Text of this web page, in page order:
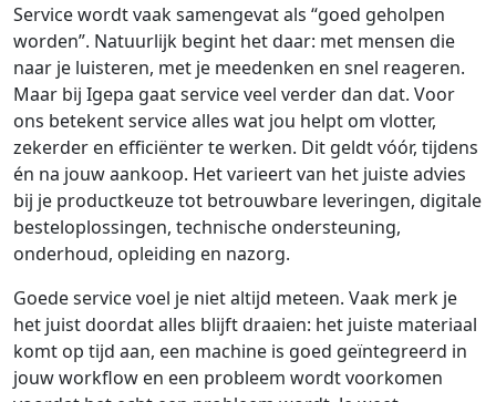
Service wordt vaak samengevat als “goed geholpen
worden”. Natuurlijk begint het daar: met mensen die
naar je luisteren, met je meedenken en snel reageren.
Maar bij Igepa gaat service veel verder dan dat. Voor
ons betekent service alles wat jou helpt om vlotter,
zekerder en efficiënter te werken. Dit geldt vóór, tijdens
én na jouw aankoop. Het varieert van het juiste advies
bij je productkeuze tot betrouwbare leveringen, digitale
besteloplossingen, technische ondersteuning,
onderhoud, opleiding en nazorg.
Goede service voel je niet altijd meteen. Vaak merk je
het juist doordat alles blijft draaien: het juiste materiaal
komt op tijd aan, een machine is goed geïntegreerd in
jouw workflow en een probleem wordt voorkomen